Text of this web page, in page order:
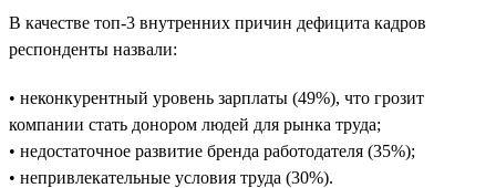
В качестве топ-3 внутренних причин дефицита кадров
респонденты назвали:
• неконкурентный уровень зарплаты (49%), что грозит
компании стать донором людей для рынка труда;
• недостаточное развитие бренда работодателя (35%);
• непривлекательные условия труда (30%).